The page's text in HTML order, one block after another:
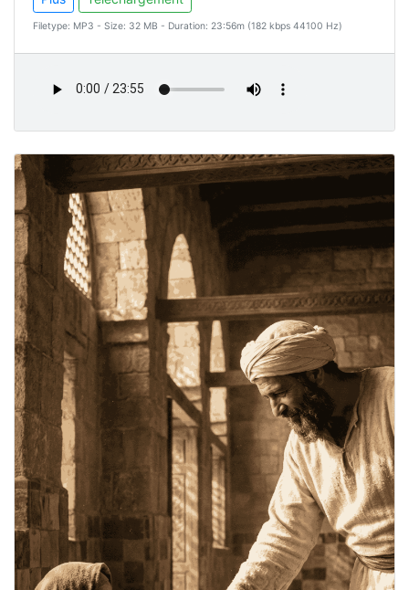
Filetype: MP3 - Size: 32 MB - Duration: 23:56m (182 kbps 44100 Hz)